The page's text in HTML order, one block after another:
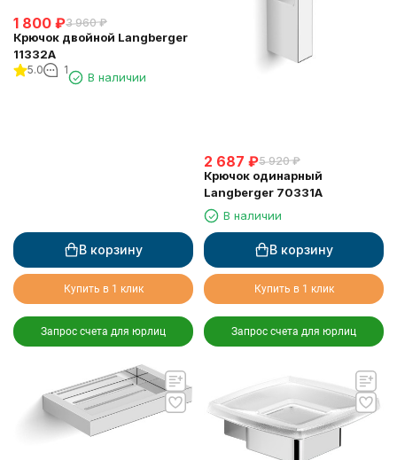
1 800 ₽3 960 ₽
Крючок двойной Langberger
11332A
5.0 1
В наличии
В корзину
Купить в 1 клик
Запрос счета для юрлиц
2 687 ₽5 920 ₽
Крючок одинарный
Langberger 70331A
В наличии
В корзину
Купить в 1 клик
Запрос счета для юрлиц